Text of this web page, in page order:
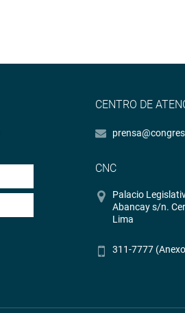
CENTRO DE
CNC
Palacio
Abancay s/n.
Lima
311-7777